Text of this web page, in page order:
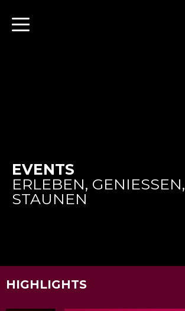
EVENTS
ERLEBEN, GENIESSEN,
STAUNEN
HIGHLIGHTS